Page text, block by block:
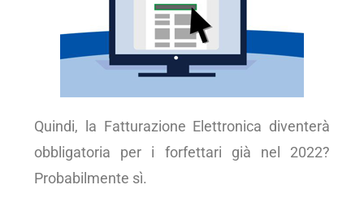
Quindi, la Fatturazione Elettronica diventerà
obbligatoria per i forfettari già nel 2022?
Probabilmente sì.